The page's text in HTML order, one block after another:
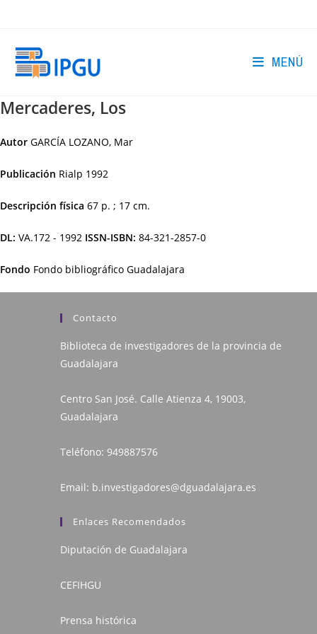
MENÚ
Mercaderes, Los
Autor GARCÍA LOZANO, Mar
Publicación Rialp 1992
Descripción física 67 p. ; 17 cm.
DL: VA.172 - 1992 ISSN-ISBN: 84-321-2857-0
Fondo Fondo bibliográfico Guadalajara
Contacto
Biblioteca de investigadores de la provincia de
Guadalajara
Centro San José. Calle Atienza 4, 19003,
Guadalajara
Teléfono: 949887576
Email: b.investigadores@dguadalajara.es
Enlaces Recomendados
Diputación de Guadalajara
CEFIHGU
Prensa histórica